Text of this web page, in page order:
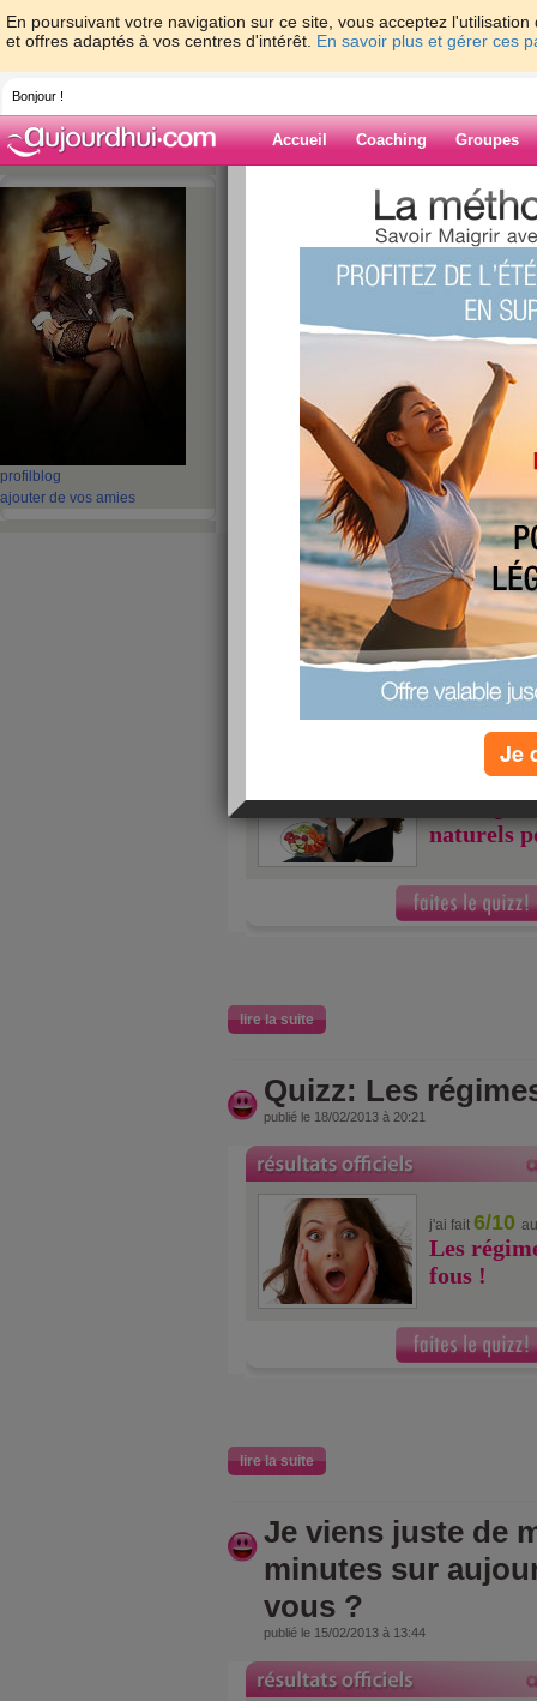
En poursuivant votre navigation sur ce site, vous acceptez
et offres adaptés à vos centres d'intérêt. En savoir plus et gérer ces
Bonjour !
Accueil Coaching Groupes
profil blog
ajouter de vos amies
>
Blog de lealy64
Suiv. ›
Aujourd'hui...
publié le 22/02/2013 à 19:21
Aujourd'hui léger, demain un resto de prévu.
lire la suite
Quizz: 10 coupe-
pour mincir
publié le 18/02/2013 à 20:26
10/10
10 coupe-
naturels
lire la suite
Quizz: Les
publié le 18/02/2013 à 20:21
j'ai fait 6/10
Les
fous !
lire la suite
Je viens juste de
minutes sur
vous ?
publié le 15/02/2013 à 13:44
Je